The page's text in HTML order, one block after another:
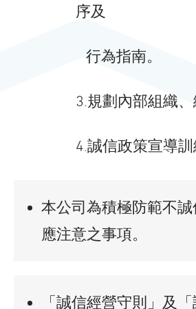
序及
行為指南。
3.規劃內部組織
4.誠信政策宣導
本公司為積極防範不
應注意之事項。
「誠信經營守則」及